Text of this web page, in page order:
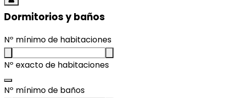
Dormitorios y baños
Nº mínimo de habitaciones
Nº exacto de habitaciones
Nº mínimo de baños